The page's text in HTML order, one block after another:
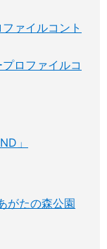
ァイルコント
ロファイルコ
」
がたの森公園